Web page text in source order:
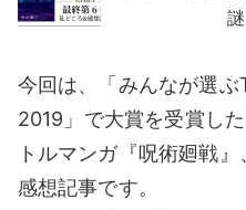
今回は、「みんなが選ぶ
2019」で大賞を受賞し
トルマンガ『呪術廻戦
感想記事です。